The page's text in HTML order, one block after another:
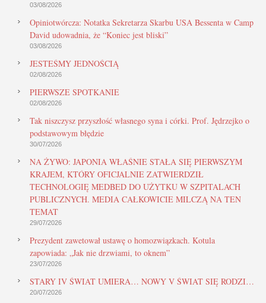
03/08/2026
Opiniotwórcza: Notatka Sekretarza Skarbu USA Bessenta w Camp
David udowadnia, że “Koniec jest bliski”
03/08/2026
JESTEŚMY JEDNOŚCIĄ
02/08/2026
PIERWSZE SPOTKANIE
02/08/2026
Tak niszczysz przyszłość własnego syna i córki. Prof. Jędrzejko o
podstawowym błędzie
30/07/2026
NA ŻYWO: JAPONIA WŁAŚNIE STAŁA SIĘ PIERWSZYM
KRAJEM, KTÓRY OFICJALNIE ZATWIERDZIŁ
TECHNOLOGIĘ MEDBED DO UŻYTKU W SZPITALACH
PUBLICZNYCH. MEDIA CAŁKOWICIE MILCZĄ NA TEN
TEMAT
29/07/2026
Prezydent zawetował ustawę o homozwiązkach. Kotula
zapowiada: „Jak nie drzwiami, to oknem”
23/07/2026
STARY IV ŚWIAT UMIERA… NOWY V ŚWIAT SIĘ RODZI…
20/07/2026